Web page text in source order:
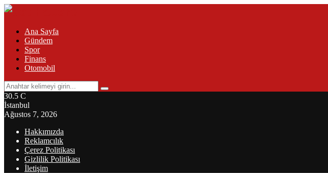
Ana Sayfa
Gündem
Spor
Finans
Otomobil
Search
for:
Search
30.5 C
İstanbul
Ağustos 7, 2026
Hakkımızda
Reklamcılık
Çerez Politikası
Gizlilik Politikası
İletişim